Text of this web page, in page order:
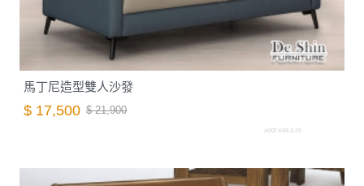
馬丁尼造型雙人沙發
$ 17,500 $ 21,900
A007.648-3.26